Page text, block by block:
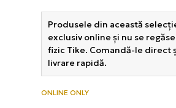
Produsele din această
exclusiv online și nu se
fizic Tike. Comandă-le direct
livrare rapidă.
ONLINE ONLY